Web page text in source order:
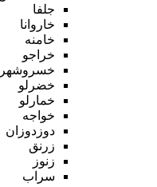
جلفا
خاروانا
خامنه
خراجو
خسروشهر
خضرلو
خمارلو
خواجه
دوزدوزان
زرنق
زنوز
سراب